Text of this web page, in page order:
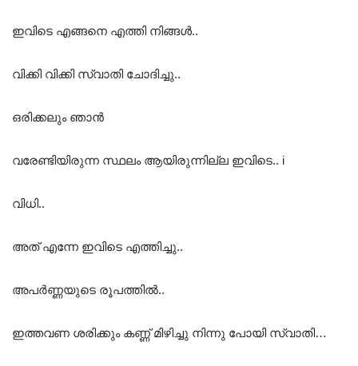
ഇവിടെ എങ്ങനെ എത്തി നിങ്ങൾ..
വിക്കി വിക്കി സ്വാതി ചോദിച്ചു..
ഒരിക്കലും ഞാൻ
വരേണ്ടിയിരുന്ന സ്ഥലം ആയിരുന്നില്ല ഇവിടെ.. i
വിധി..
അത് എന്നേ ഇവിടെ എത്തിച്ചു..
അപർണ്ണയുടെ രൂപത്തിൽ..
ഇത്തവണ ശരിക്കും കണ്ണ് മിഴിച്ചു നിന്നു പോയി സ്വാതി…